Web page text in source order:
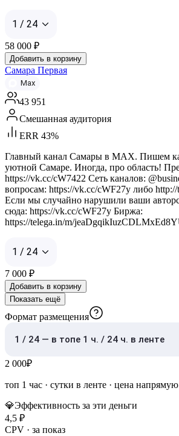
1 / 24
58 000 ₽
Добавить в корзину
Самара Первая
Max
43 951
Смешанная аудитория
ERR 43%
Главный канал Самары в MAX. Пишем
уютной Самаре. Иногда, про область!
https://vk.cc/cW7422 Сеть каналов:
вопросам: https://vk.cc/cWF27y либо http://
Если мы случайно нарушили ваши
сюда: https://vk.cc/cWF27y Биржа:
https://telega.in/m/
1 / 24
7 000 ₽
Добавить в корзину
Показать ещё
Формат размещения
1 / 24 — в топе 1 ч. / 24 ч. в ленте
2 000₽
топ 1 час · сутки в ленте · цена напрямую
💎Эффективность за эти деньги
4,5 ₽
CPV · за показ